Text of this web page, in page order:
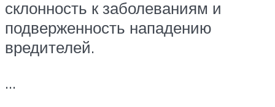
склонность к заболеваниям и
подверженность нападению
вредителей.
…